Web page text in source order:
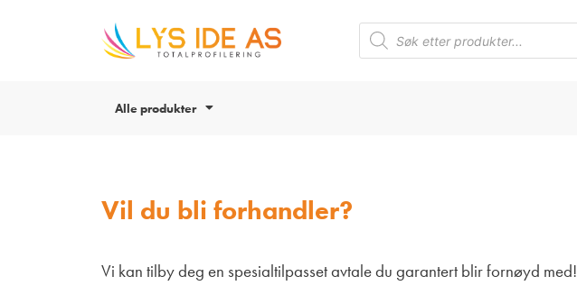
Alle produkter
Vil du bli forhandler?
Vi kan tilby deg en spesialtilpasset avtale du garantert blir fornøyd med!